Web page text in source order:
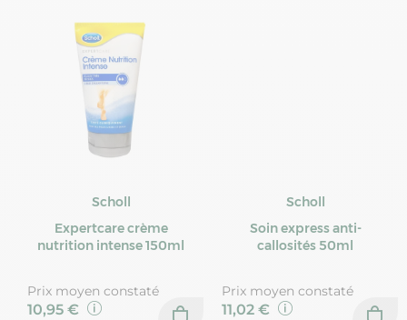
Scholl
Expertcare crème
nutrition intense 150ml
Prix moyen constaté
10,95 €
Scholl
Soin express anti-
callosités 50ml
Prix moyen constaté
11,02 €